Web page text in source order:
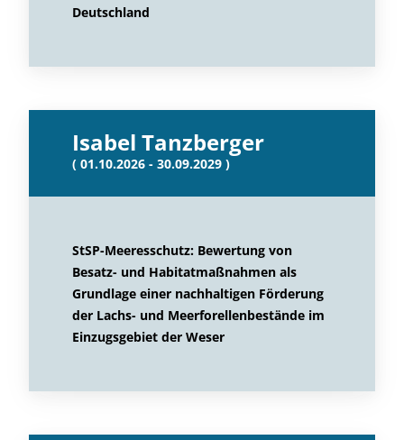
Deutschland
Isabel Tanzberger
( 01.10.2026 - 30.09.2029 )
StSP-Meeresschutz: Bewertung von
Besatz- und Habitatmaßnahmen als
Grundlage einer nachhaltigen Förderung
der Lachs- und Meerforellenbestände im
Einzugsgebiet der Weser